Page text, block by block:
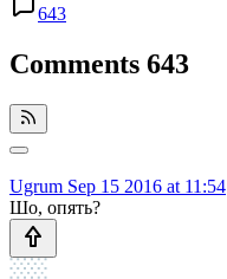
643
Comments 643
Ugrum Sep 15 2016 at 11:54
Шо, опять?